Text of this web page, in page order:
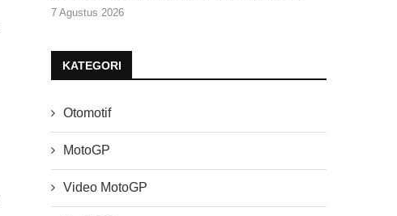
7 Agustus 2026
KATEGORI
Otomotif
MotoGP
Video MotoGP